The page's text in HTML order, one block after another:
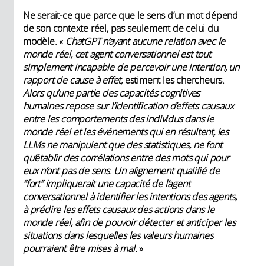
Ne serait-ce que parce que le sens d’un mot dépend
de son contexte réel, pas seulement de celui du
modèle. « ChatGPT n’ayant aucune relation avec le
monde réel, cet agent conversationnel est tout
simplement incapable de percevoir une intention, un
rapport de cause à effet,estiment les chercheurs.
Alors qu’une partie des capacités cognitives
humaines repose sur l’identification d’effets causaux
entre les comportements des individus dans le
monde réel et les événements qui en résultent, les
LLMs ne manipulent que des statistiques, ne font
qu’établir des corrélations entre des mots qui pour
eux n’ont pas de sens. Un alignement qualifié de
“fort” impliquerait une capacité de l’agent
conversationnel à identifier les intentions des agents,
à prédire les effets causaux des actions dans le
monde réel, afin de pouvoir détecter et anticiper les
situations dans lesquelles les valeurs humaines
pourraient être mises à mal.»